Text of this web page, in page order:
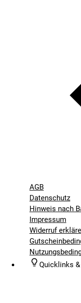
AGB
Datenschutz
Hinweis nach
Impressum
Widerruf
Quicklinks